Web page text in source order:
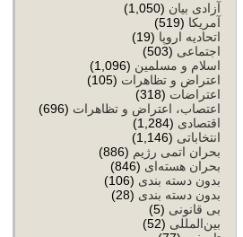
آزادی بیان (1,050)
آمریکا (519)
اتحادیه اروپا (19)
اجتماعی (503)
اسلام و مسلمین (1,096)
اعتراض و تظاهرات (105)
اعتراضات (318)
اعتصاب، اعتراض و تظاهرات (696)
اقتصادی (1,284)
انتخاباتی (1,146)
بحران اتمی رژیم (886)
بحران هسته‌ای (846)
بدون دسته بندی (106)
بدون دسته بندی (28)
بی قانونی (5)
بین‌المللی (52)